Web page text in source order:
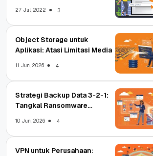
27 Jul, 2022 3
Object Storage untuk
Aplikasi: Atasi Limitasi Media
11 Jun, 2026 4
Strategi Backup Data 3-2-1:
Tangkal Ransomware
10 Jun, 2026 4
VPN untuk Perusahaan: